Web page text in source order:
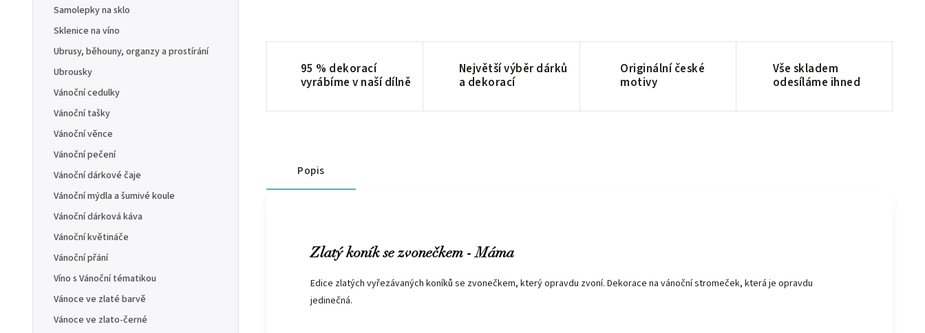
Samolepky na sklo
Sklenice na víno
Ubrusy, běhouny, organzy a prostírání
Ubrousky
Vánoční cedulky
Vánoční tašky
Vánoční věnce
Vánoční pečení
Vánoční dárkové čaje
Vánoční mýdla a šumivé koule
Vánoční dárková káva
Vánoční květináče
Vánoční přání
Víno s Vánoční tématikou
Vánoce ve zlaté barvě
Vánoce ve zlato-černé
95 % dekorací
vyrábíme v naší dílně
Největší výběr dárků
a dekorací
Originální české
motivy
Vše skladem
odesíláme ihned
Popis
Zlatý koník se zvonečkem - Máma
Edice zlatých vyřezávaných koníků se zvonečkem, který opravdu zvoní. Dekorace na vánoční stromeček, která je opravdu
jedinečná.